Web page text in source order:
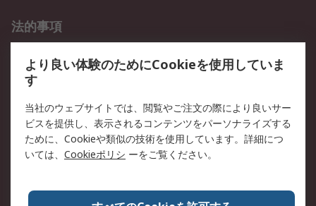
法的事項
クッキーポリシー
RSについて
会社概要
採用情報
プレスリリース＆お知ら
コーポレートサイト
全世界のRS
RSの歴史
より良い体験のためにCookieを使用していま
す
当社のウェブサイトでは、閲覧やご注文の際により良いサー
ビスを提供し、表示されるコンテンツをパーソナライズする
ために、Cookieや類似の技術を使用しています。詳細につ
いては、 Cookieポリシ ーをご覧ください。